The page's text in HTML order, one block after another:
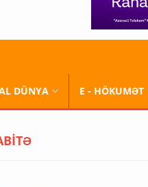
DÜNYA E - HÖKUMƏT